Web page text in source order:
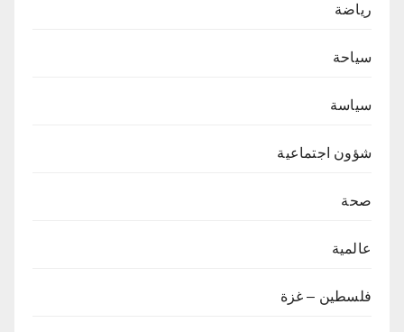
رياضة
سياحة
سياسة
شؤون اجتماعية
صحة
عالمية
فلسطين – غزة